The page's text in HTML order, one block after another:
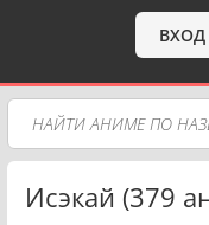
ВХОД
Исэкай (379